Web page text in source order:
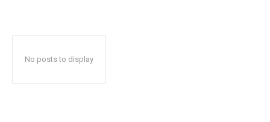
No posts to display